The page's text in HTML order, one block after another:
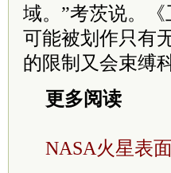
域。”考茨说。
可能被划作只有
的限制又会束缚
更多阅读
NASA火星表